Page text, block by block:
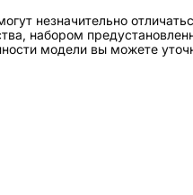
незначительно
набором
модели вы можете